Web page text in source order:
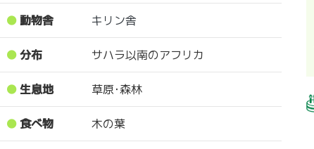
動物舎 キリン舎
分布 サハラ以南のアフリカ
生息地 草原･森林
食べ物 木の葉